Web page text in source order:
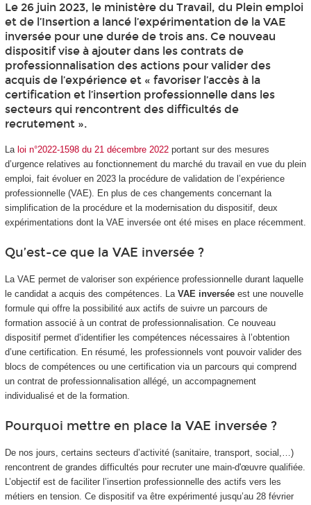
Le 26 juin 2023, le ministère du Travail, du Plein emploi
et de l’Insertion a lancé l’expérimentation de la VAE
inversée pour une durée de trois ans. Ce nouveau
dispositif vise à ajouter dans les contrats de
professionnalisation des actions pour valider des
acquis de l’expérience et « favoriser l’accès à la
certification et l’insertion professionnelle dans les
secteurs qui rencontrent des difficultés de
recrutement ».
La loi n°2022-1598 du 21 décembre 2022portant sur des mesures
d’urgence relatives au fonctionnement du marché du travail en vue du plein
emploi, fait évoluer en 2023 la procédure de validation de l’expérience
professionnelle (VAE). En plus de ces changements concernant la
simplification de la procédure et la modernisation du dispositif, deux
expérimentations dont la VAE inversée ont été mises en place récemment.
Qu’est-ce que la VAE inversée ?
La VAE permet de valoriser son expérience professionnelle durant laquelle
le candidat a acquis des compétences. La VAE inverséeest une nouvelle
formule qui offre la possibilité aux actifs de suivre un parcours de
formation associé à un contrat de professionnalisation. Ce nouveau
dispositif permet d’identifier les compétences nécessaires à l’obtention
d’une certification. En résumé, les professionnels vont pouvoir valider des
blocs de compétences ou une certification via un parcours qui comprend
un contrat de professionnalisation allégé, un accompagnement
individualisé et de la formation.
Pourquoi mettre en place la VAE inversée ?
De nos jours, certains secteurs d’activité (sanitaire, transport, social,…)
rencontrent de grandes difficultés pour recruter une main-d'œuvre qualifiée.
L’objectif est de faciliter l’insertion professionnelle des actifs vers les
métiers en tension. Ce dispositif va être expérimenté jusqu’au 28 février